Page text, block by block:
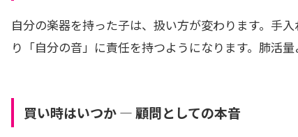
自分の楽器を持った子は、扱い方が変わります。手
り「自分の音」に責任を持つようになります。肺活
買い時はいつか — 顧問としての本音